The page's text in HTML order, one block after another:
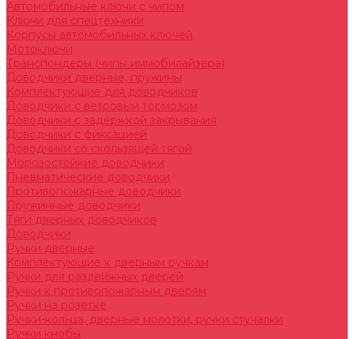
Автомобильные ключи с чипом
Ключи для спецтехники
Корпусы автомобильных ключей
Мотоключи
Транспондеры (чипы иммобилайзера)
Доводчики дверные, пружины
Комплектующие для доводчиков
Доводчики с ветровым тормозом
Доводчики с задержкой закрывания
Доводчики с фиксацией
Доводчики со скользящей тягой
Морозостойкие доводчики
Пневматические доводчики
Противопожарные доводчики
Пружинные доводчики
Тяги дверных доводчиков
Доводчики
Ручки дверные
Комплектующие к дверным ручкам
Ручки для раздвижных дверей
Ручки к противопожарным дверям
Ручки на розетке
Ручки-кольца, дверные молотки, ручки стучалки
Ручки кнобы